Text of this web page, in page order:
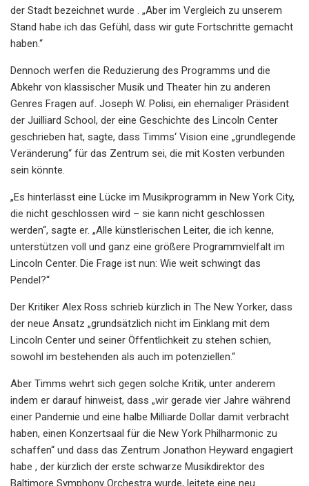
der Stadt bezeichnet wurde . „Aber im Vergleich zu unserem
Stand habe ich das Gefühl, dass wir gute Fortschritte gemacht
haben.“
Dennoch werfen die Reduzierung des Programms und die
Abkehr von klassischer Musik und Theater hin zu anderen
Genres Fragen auf. Joseph W. Polisi, ein ehemaliger Präsident
der Juilliard School, der eine Geschichte des Lincoln Center
geschrieben hat, sagte, dass Timms‘ Vision eine „grundlegende
Veränderung“ für das Zentrum sei, die mit Kosten verbunden
sein könnte.
„Es hinterlässt eine Lücke im Musikprogramm in New York City,
die nicht geschlossen wird – sie kann nicht geschlossen
werden“, sagte er. „Alle künstlerischen Leiter, die ich kenne,
unterstützen voll und ganz eine größere Programmvielfalt im
Lincoln Center. Die Frage ist nun: Wie weit schwingt das
Pendel?“
Der Kritiker Alex Ross schrieb kürzlich in The New Yorker, dass
der neue Ansatz „grundsätzlich nicht im Einklang mit dem
Lincoln Center und seiner Öffentlichkeit zu stehen schien,
sowohl im bestehenden als auch im potenziellen.“
Aber Timms wehrt sich gegen solche Kritik, unter anderem
indem er darauf hinweist, dass „wir gerade vier Jahre während
einer Pandemie und eine halbe Milliarde Dollar damit verbracht
haben, einen Konzertsaal für die New York Philharmonic zu
schaffen“ und dass das Zentrum Jonathon Heyward engagiert
habe , der kürzlich der erste schwarze Musikdirektor des
Baltimore Symphony Orchestra wurde, leitete eine neu